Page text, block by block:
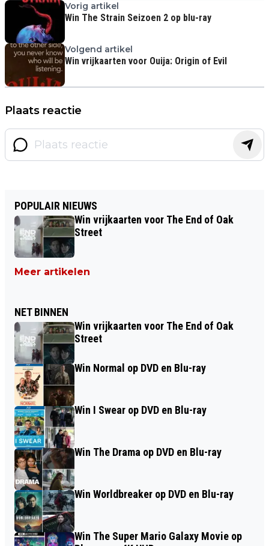
Vorig artikel
Win The Strain Seizoen 2 op blu-ray
Volgend artikel
Win vrijkaarten voor Ouija: Origin of Evil
Plaats reactie
POPULAIR NIEUWS
Win vrijkaarten voor The End of Oak
Street
Meer artikelen
NET BINNEN
Win vrijkaarten voor The End of Oak
Street
Win Normal op DVD en Blu-ray
Win I Swear op DVD en Blu-ray
Win The Drama op DVD en Blu-ray
Win Worldbreaker op DVD en Blu-ray
Win The Super Mario Galaxy Movie op